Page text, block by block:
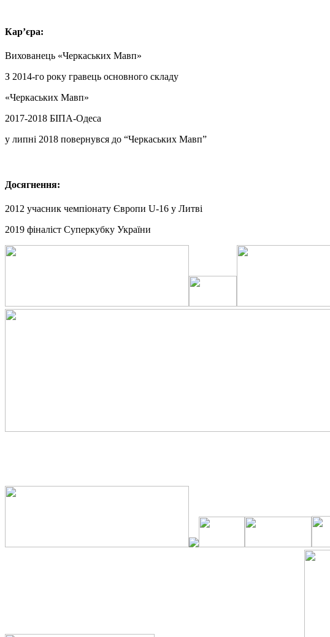
Кар’єра:
Вихованець «Черкаських Мавп»
З 2014-го року гравець основного складу
«Черкаських Мавп»
2017-2018 БІПА-Одеса
у липні 2018 повернувся до “Черкаських Мавп”
Досягнення:
2012 учасник чемпіонату Європи U-16 у Литві
2019 фіналіст Суперкубку України